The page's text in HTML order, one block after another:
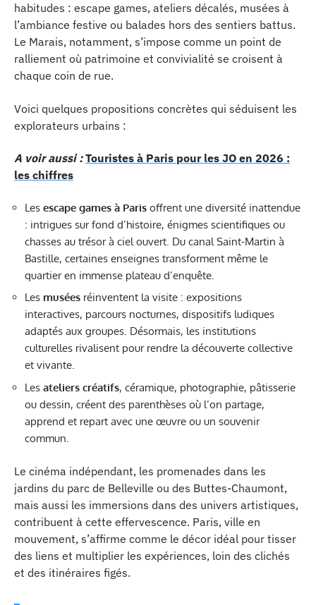
habitudes : escape games, ateliers décalés, musées à
l’ambiance festive ou balades hors des sentiers battus.
Le Marais, notamment, s’impose comme un point de
ralliement où patrimoine et convivialité se croisent à
chaque coin de rue.
Voici quelques propositions concrètes qui séduisent les
explorateurs urbains :
A voir aussi : Touristes à Paris pour les JO en 2026 :
les chiffres
Les escape games à Paris offrent une diversité inattendue
: intrigues sur fond d’histoire, énigmes scientifiques ou
chasses au trésor à ciel ouvert. Du canal Saint-Martin à
Bastille, certaines enseignes transforment même le
quartier en immense plateau d’enquête.
Les musées réinventent la visite : expositions
interactives, parcours nocturnes, dispositifs ludiques
adaptés aux groupes. Désormais, les institutions
culturelles rivalisent pour rendre la découverte collective
et vivante.
Les ateliers créatifs, céramique, photographie, pâtisserie
ou dessin, créent des parenthèses où l’on partage,
apprend et repart avec une œuvre ou un souvenir
commun.
Le cinéma indépendant, les promenades dans les
jardins du parc de Belleville ou des Buttes-Chaumont,
mais aussi les immersions dans des univers artistiques,
contribuent à cette effervescence. Paris, ville en
mouvement, s’affirme comme le décor idéal pour tisser
des liens et multiplier les expériences, loin des clichés
et des itinéraires figés.